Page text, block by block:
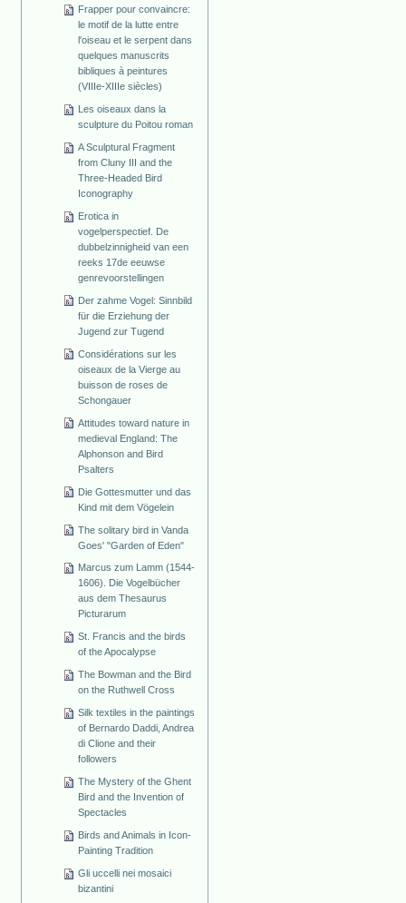
Frapper pour convaincre:
le motif de la lutte entre
l'oiseau et le serpent dans
quelques manuscrits
bibliques à peintures
(VIIIe-XIIIe siècles)
Les oiseaux dans la
sculpture du Poitou roman
A Sculptural Fragment
from Cluny III and the
Three-Headed Bird
Iconography
Erotica in
vogelperspectief. De
dubbelzinnigheid van een
reeks 17de eeuwse
genrevoorstellingen
Der zahme Vogel: Sinnbild
für die Erziehung der
Jugend zur Tugend
Considérations sur les
oiseaux de la Vierge au
buisson de roses de
Schongauer
Attitudes toward nature in
medieval England: The
Alphonson and Bird
Psalters
Die Gottesmutter und das
Kind mit dem Vögelein
The solitary bird in Vanda
Goes' "Garden of Eden"
Marcus zum Lamm (1544-
1606). Die Vogelbücher
aus dem Thesaurus
Picturarum
St. Francis and the birds
of the Apocalypse
The Bowman and the Bird
on the Ruthwell Cross
Silk textiles in the paintings
of Bernardo Daddi, Andrea
di Clione and their
followers
The Mystery of the Ghent
Bird and the Invention of
Spectacles
Birds and Animals in Icon-
Painting Tradition
Gli uccelli nei mosaici
bizantini